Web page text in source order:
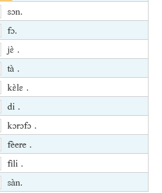
sɔn.
fɔ.
jɛ̀ .
tà .
kɛ̀lɛ .
di .
kɔrɔfɔ .
fèere .
fìli .
sàn.